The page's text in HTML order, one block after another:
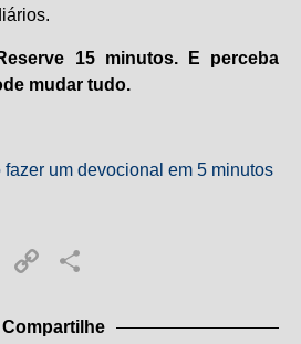
15 minutos. E perceba
mudar tudo.
um devocional em 5 minutos
WhatsApp
Copy
Compartilhe